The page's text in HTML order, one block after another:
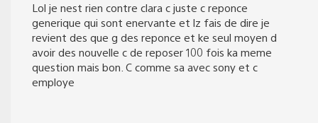
Lol je nest rien contre clara c juste c reponce
generique qui sont enervante et lz fais de dire je
revient des que g des reponce et ke seul moyen d
avoir des nouvelle c de reposer 100 fois ka meme
question mais bon. C comme sa avec sony et c
employe